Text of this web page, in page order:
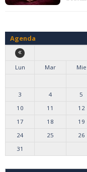
Agenda
Lun
Mar Mie
3
4 5
10
11 12
17
18 19
24
25 26
31